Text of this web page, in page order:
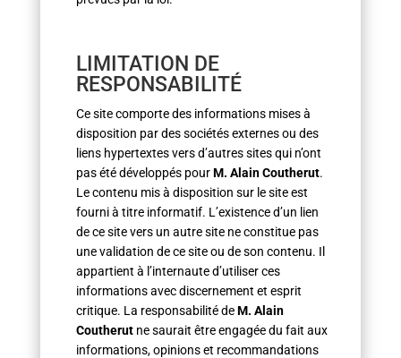
LIMITATION DE
RESPONSABILITÉ
Ce site comporte des informations mises à
disposition par des sociétés externes ou des
liens hypertextes vers d’autres sites qui n’ont
pas été développés pour M. Alain Coutherut.
Le contenu mis à disposition sur le site est
fourni à titre informatif. L’existence d’un lien
de ce site vers un autre site ne constitue pas
une validation de ce site ou de son contenu. Il
appartient à l’internaute d’utiliser ces
informations avec discernement et esprit
critique. La responsabilité de M. Alain
Coutherut ne saurait être engagée du fait aux
informations, opinions et recommandations